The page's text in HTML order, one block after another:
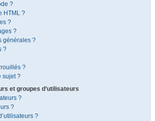
?
HTML ?
?
?
générales ?
?
?
sujet ?
et groupes d’utilisateurs
?
?
?